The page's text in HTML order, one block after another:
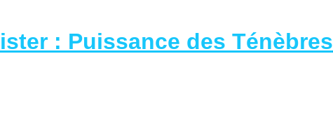
: Puissance des Ténèbres